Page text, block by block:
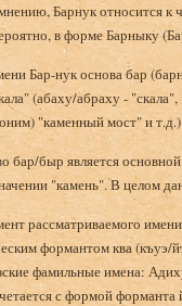
Барнук относится к
в форме Барныку
Бар-нук основа бар
(абаху/абраху -
"каменный мост" и
бар/быр является
"камень". В целом
рассматриваемого
формантом ква (къуэ/
фамильные имена:
с формой форманта